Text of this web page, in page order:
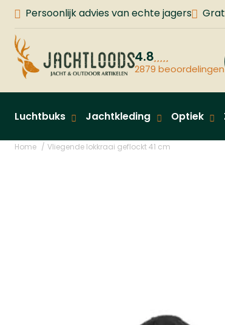
Persoonlijk advies van echte jagers
4.8
2879 beoordelingen
Luchtbuks Jachtkleding Optiek
Home Vliegende lokkraai geflockt 41 cm